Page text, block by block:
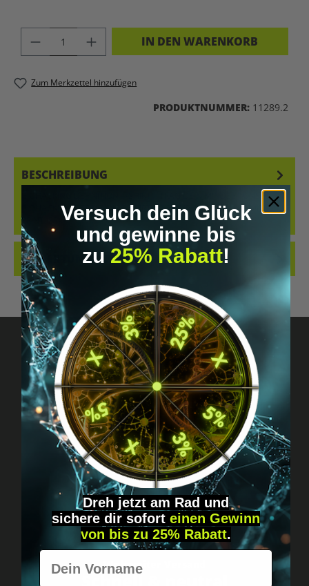
PRODUKT ANZAHL: GIB DEN
IN DEN WARENKORB
Zum Merkzettel hinzufügen
PRODUKTNUMMER: 11289.2
BESCHREIBUNG
BIOHACKING DEFINITION T-SHIRT – TRAG DEIN MINDSET UNSER
BIOHACKING DEFINITION T-SHIRT IST MEHR ALS EIN SHIRT MIT
PRINT. ES…MEHR
BEWERTUNGEN
Fragen? Schreib uns!
Diskret, direkt &
persönlich.
Weltweiter Versand
Schnell & neutral
Versuch dein Glück
und gewinne bis
zu 25% Rabatt!
Dreh jetzt am Rad und
sichere dir sofort einen Gewinn
von bis zu 25% Rabatt.
Vorname